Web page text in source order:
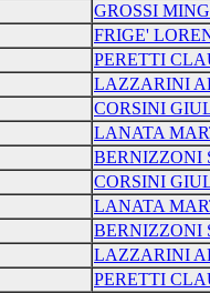
GROSSI
FRIGE'
PERETTI
LAZZARINI
CORSINI
LANATA
BERNIZZONI
CORSINI
LANATA
BERNIZZONI
LAZZARINI
PERETTI